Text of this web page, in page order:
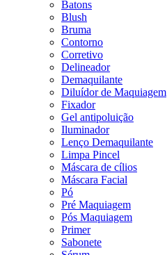
Batons
Blush
Bruma
Contorno
Corretivo
Delineador
Demaquilante
Diluídor de Maquiagem
Fixador
Gel antipoluição
Iluminador
Lenço Demaquilante
Limpa Pincel
Máscara de cílios
Máscara Facial
Pó
Pré Maquiagem
Pós Maquiagem
Primer
Sabonete